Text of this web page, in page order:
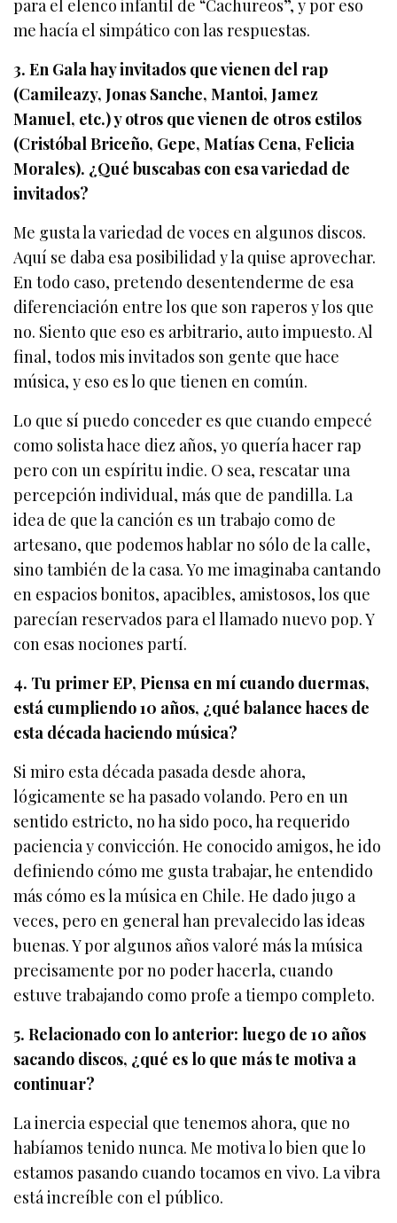
para el elenco infantil de “Cachureos”, y por eso
me hacía el simpático con las respuestas.
3. En Gala hay invitados que vienen del rap
(Camileazy, Jonas Sanche, Mantoi, Jamez
Manuel, etc.) y otros que vienen de otros estilos
(Cristóbal Briceño, Gepe, Matías Cena, Felicia
Morales). ¿Qué buscabas con esa variedad de
invitados?
Me gusta la variedad de voces en algunos discos.
Aquí se daba esa posibilidad y la quise aprovechar.
En todo caso, pretendo desentenderme de esa
diferenciación entre los que son raperos y los que
no. Siento que eso es arbitrario, auto impuesto. Al
final, todos mis invitados son gente que hace
música, y eso es lo que tienen en común.
Lo que sí puedo conceder es que cuando empecé
como solista hace diez años, yo quería hacer rap
pero con un espíritu indie. O sea, rescatar una
percepción individual, más que de pandilla. La
idea de que la canción es un trabajo como de
artesano, que podemos hablar no sólo de la calle,
sino también de la casa. Yo me imaginaba cantando
en espacios bonitos, apacibles, amistosos, los que
parecían reservados para el llamado nuevo pop. Y
con esas nociones partí.
4. Tu primer EP, Piensa en mí cuando duermas,
está cumpliendo 10 años, ¿qué balance haces de
esta década haciendo música?
Si miro esta década pasada desde ahora,
lógicamente se ha pasado volando. Pero en un
sentido estricto, no ha sido poco, ha requerido
paciencia y convicción. He conocido amigos, he ido
definiendo cómo me gusta trabajar, he entendido
más cómo es la música en Chile. He dado jugo a
veces, pero en general han prevalecido las ideas
buenas. Y por algunos años valoré más la música
precisamente por no poder hacerla, cuando
estuve trabajando como profe a tiempo completo.
5. Relacionado con lo anterior: luego de 10 años
sacando discos, ¿qué es lo que más te motiva a
continuar?
La inercia especial que tenemos ahora, que no
habíamos tenido nunca. Me motiva lo bien que lo
estamos pasando cuando tocamos en vivo. La vibra
está increíble con el público.